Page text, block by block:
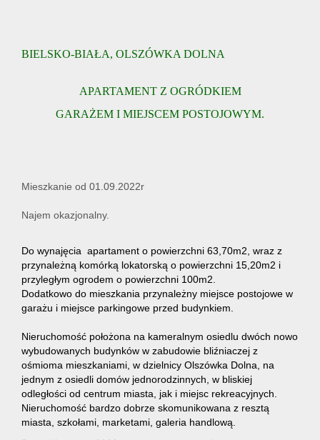
BIELSKO-BIAŁA, OLSZÓWKA DOLNA
APARTAMENT Z OGRÓDKIEM
GARAŻEM I MIEJSCEM POSTOJOWYM.
Mieszkanie od 01.09.2022r
Najem okazjonalny.
Do wynajęcia apartament o powierzchni 63,70m2, wraz z
przynależną komórką lokatorską o powierzchni 15,20m2 i
przyległym ogrodem o powierzchni 100m2.
Dodatkowo do mieszkania przynależny miejsce postojowe w
garażu i miejsce parkingowe przed budynkiem.
Nieruchomość położona na kameralnym osiedlu dwóch nowo
wybudowanych budynków w zabudowie bliźniaczej z
ośmioma mieszkaniami, w dzielnicy Olszówka Dolna, na
jednym z osiedli domów jednorodzinnych, w bliskiej
odległości od centrum miasta, jak i miejsc rekreacyjnych.
Nieruchomość bardzo dobrze skomunikowana z resztą
miasta, szkołami, marketami, galeria handlową.